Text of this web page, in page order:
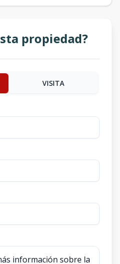
propiedad?
VISITA